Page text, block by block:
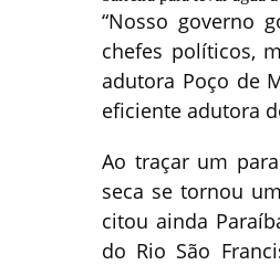
“Nosso governo
chefes políticos,
adutora Poço de
eficiente adutora
Ao traçar um
seca se tornou
citou ainda
do Rio São